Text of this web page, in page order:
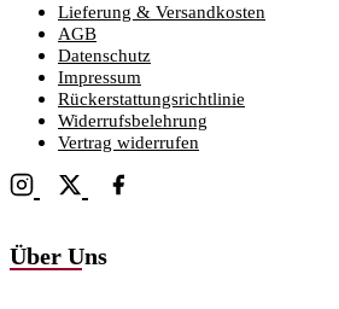
Lieferung & Versandkosten
AGB
Datenschutz
Impressum
Rückerstattungsrichtlinie
Widerrufsbelehrung
Vertrag widerrufen
Über Uns